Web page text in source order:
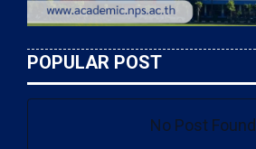
POPULAR POST
No Post Found